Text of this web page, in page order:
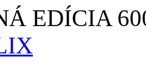
EDÍCIA